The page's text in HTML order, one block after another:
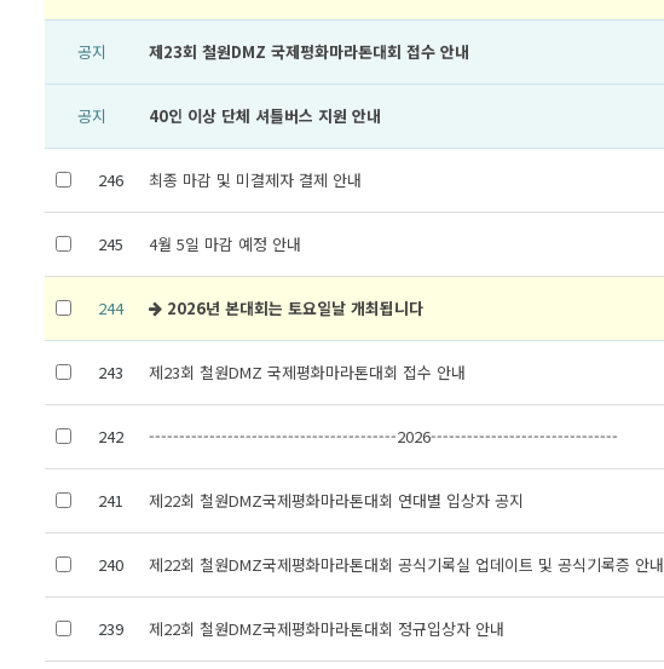
공지 제23회 철원DMZ 국제평화마라톤대회 접수 안내
공지 40인 이상 단체 셔틀버스 지원 안내
246 최종 마감 및 미결제자 결제 안내
245 4월 5일 마감 예정 안내
244 2026년 본대회는 토요일날 개최됩니다
243 제23회 철원DMZ 국제평화마라톤대회 접수 안내
242 -----------------------------------------2026-------------------------------
241 제22회 철원DMZ국제평화마라톤대회 연대별 입상자 공지
240 제22회 철원DMZ국제평화마라톤대회 공식기록실 업데이트 및 공식기록증 안내
239 제22회 철원DMZ국제평화마라톤대회 정규입상자 안내